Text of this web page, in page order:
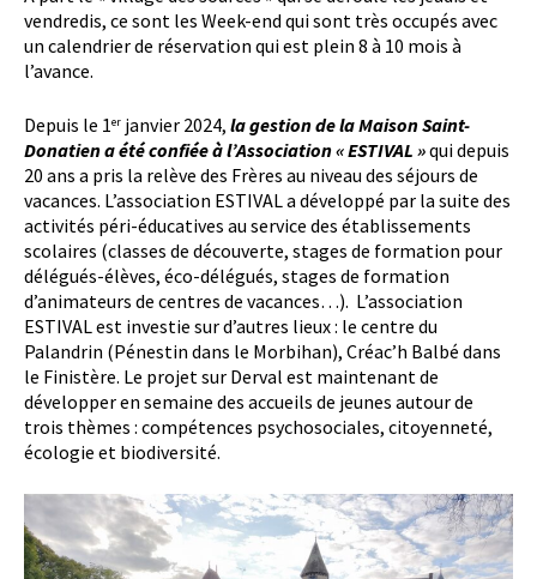
vendredis, ce sont les Week-end qui sont très occupés avec
un calendrier de réservation qui est plein 8 à 10 mois à
l’avance.
Depuis le 1er janvier 2024, la gestion de la Maison Saint-
Donatien a été confiée à l’Association « ESTIVAL »qui depuis
20 ans a pris la relève des Frères au niveau des séjours de
vacances. L’association ESTIVAL a développé par la suite des
activités péri-éducatives au service des établissements
scolaires (classes de découverte, stages de formation pour
délégués-élèves, éco-délégués, stages de formation
d’animateurs de centres de vacances…). L’association
ESTIVAL est investie sur d’autres lieux : le centre du
Palandrin (Pénestin dans le Morbihan), Créac’h Balbé dans
le Finistère. Le projet sur Derval est maintenant de
développer en semaine des accueils de jeunes autour de
trois thèmes : compétences psychosociales, citoyenneté,
écologie et biodiversité.